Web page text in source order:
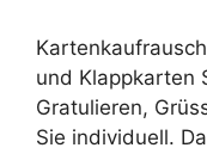
und Klappkarten
Gratulieren,
Sie individuell.